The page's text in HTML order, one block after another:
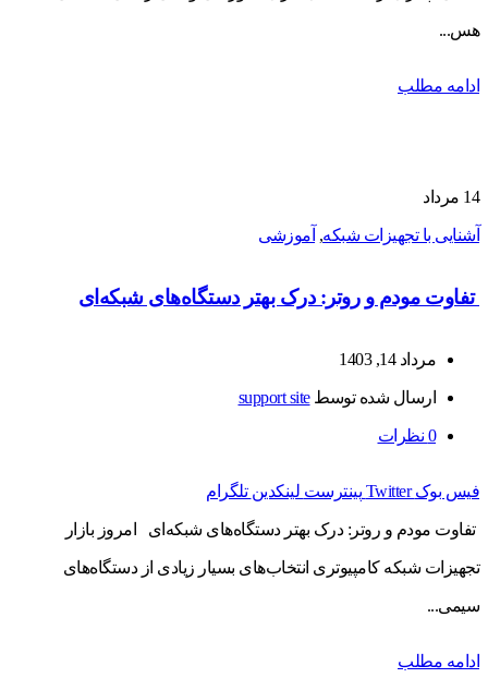
هس...
ادامه مطلب
14 مرداد
آشنایی با تجهیزات شبکه, آموزشی
تفاوت مودم و روتر: درک بهتر دستگاه‌های شبکه‌ای
مرداد 14, 1403
ارسال شده توسطsupport site
0 نظرات
فیس بوک Twitter پینترست لینکدین تلگرام
تفاوت مودم و روتر: درک بهتر دستگاه‌های شبکه‌ای امروز بازار
تجهیزات شبکه کامپیوتری انتخاب‌های بسیار زیادی از دستگاه‌های
سیمی...
ادامه مطلب